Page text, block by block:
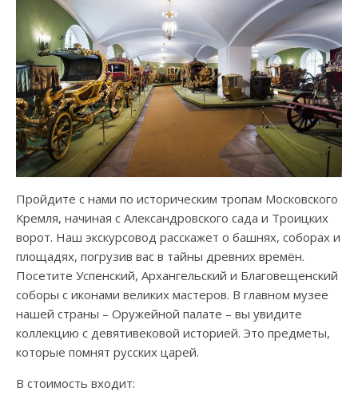
Пройдите с нами по историческим тропам Московского
Кремля, начиная с Александровского сада и Троицких
ворот. Наш экскурсовод расскажет о башнях, соборах и
площадях, погрузив вас в тайны древних времён.
Посетите Успенский, Архангельский и Благовещенский
соборы с иконами великих мастеров. В главном музее
нашей страны – Оружейной палате – вы увидите
коллекцию с девятивековой историей. Это предметы,
которые помнят русских царей.
В стоимость входит: